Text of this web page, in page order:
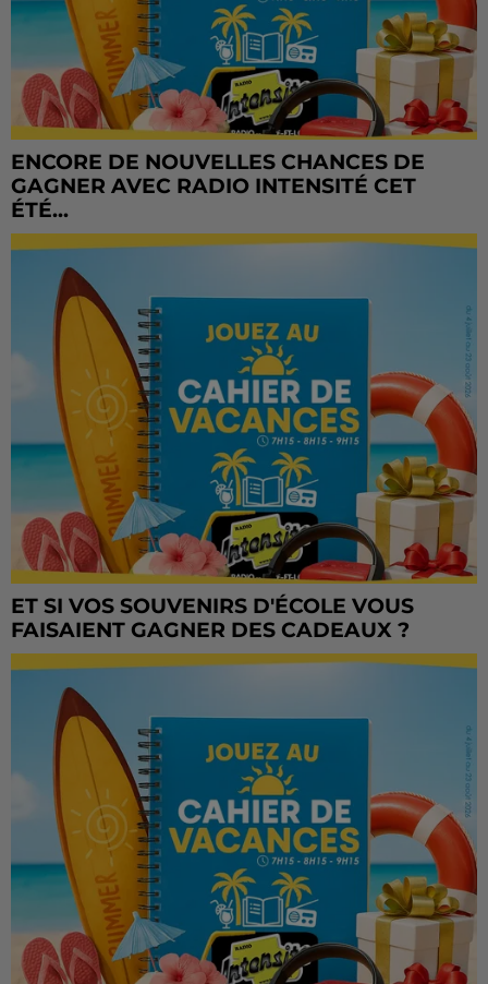
ENCORE DE NOUVELLES CHANCES DE
GAGNER AVEC RADIO INTENSITÉ CET
ÉTÉ...
ET SI VOS SOUVENIRS D'ÉCOLE VOUS
FAISAIENT GAGNER DES CADEAUX ?